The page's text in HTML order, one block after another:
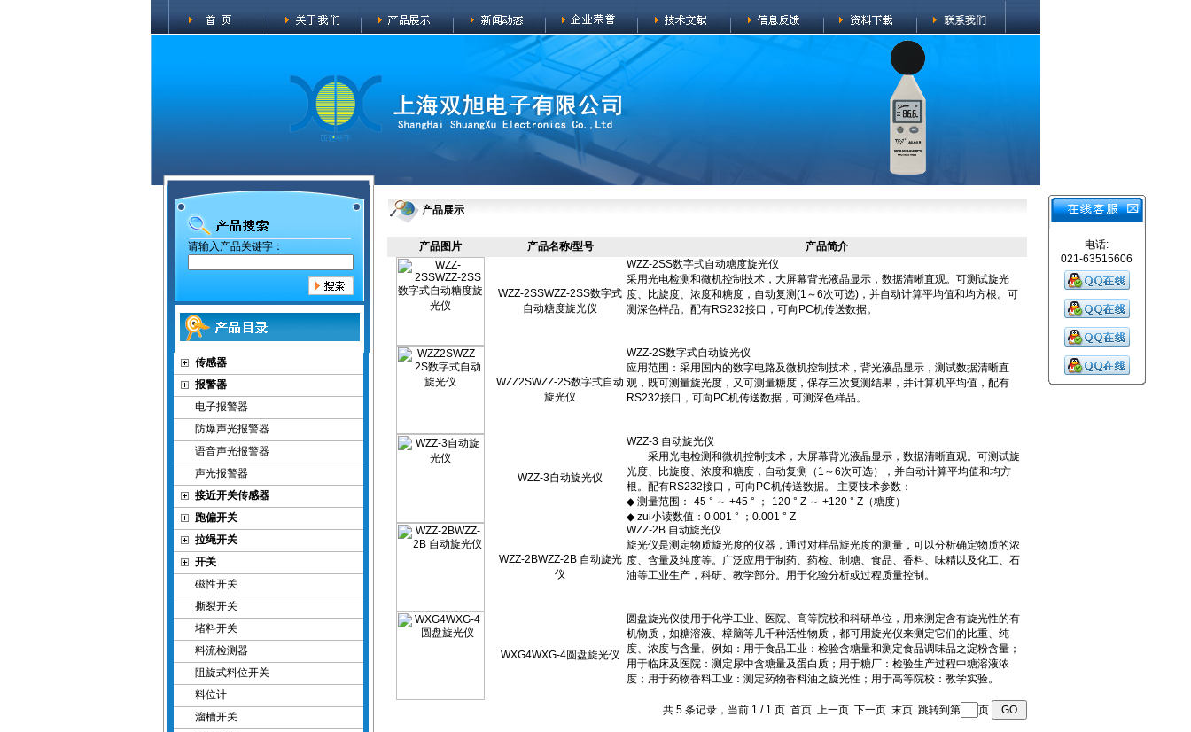
电话:
021-63515606
请输入产品关键字：
传感器
报警器
电子报警器
防爆声光报警器
语音声光报警器
声光报警器
接近开关传感器
跑偏开关
拉绳开关
开关
磁性开关
撕裂开关
堵料开关
料流检测器
阻旋式料位开关
料位计
溜槽开关
产品展示
产品图片 产品名称/型号 产品简介
WZZ-2SSWZZ-2SS数字式
自动糖度旋光仪
WZZ2SWZZ-2S数字式自动
旋光仪
WZZ-3自动旋光仪
WZZ-2BWZZ-2B 自动旋光
仪
WXG4WXG-4圆盘旋光仪
共 5 条记录，当前 1 / 1 页 首页 上一页 下一页 末页 跳转到第 页